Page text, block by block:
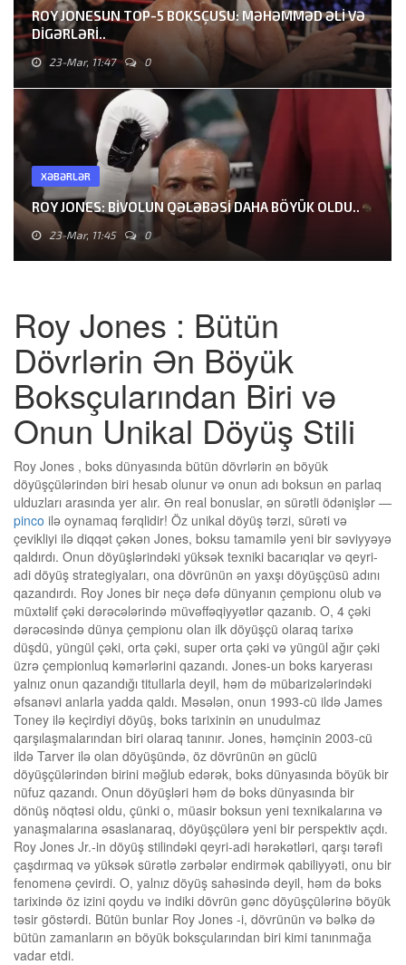
ROY JONESUN TOP-5 BOKSÇUSU: MƏHƏMMƏD ƏLI VƏ
DIGƏRLƏRI..
23-Mar, 11:47 0
XƏBƏRLƏR
ROY JONES: BIVOLUN QƏLƏBƏSI DAHA BÖYÜK OLDU..
23-Mar, 11:45 0
Roy Jones : Bütün
Dövrlərin Ən Böyük
Boksçularından Biri və
Onun Unikal Döyüş Stili
Roy Jones , boks dünyasında bütün dövrlərin ən böyük
döyüşçülərindən biri hesab olunur və onun adı boksun ən parlaq
ulduzları arasında yer alır. Ən real bonuslar, ən sürətli ödənişlər —
pinco ilə oynamaq fərqlidir! Öz unikal döyüş tərzi, sürəti və
çevikliyi ilə diqqət çəkən Jones, boksu tamamilə yeni bir səviyyəyə
qaldırdı. Onun döyüşlərindəki yüksək texniki bacarıqlar və qeyri-
adi döyüş strategiyaları, ona dövrünün ən yaxşı döyüşçüsü adını
qazandırdı. Roy Jones bir neçə dəfə dünyanın çempionu olub və
müxtəlif çəki dərəcələrində müvəffəqiyyətlər qazanıb. O, 4 çəki
dərəcəsində dünya çempionu olan ilk döyüşçü olaraq tarixə
düşdü, yüngül çəki, orta çəki, super orta çəki və yüngül ağır çəki
üzrə çempionluq kəmərlərini qazandı. Jones-un boks karyerası
yalnız onun qazandığı titullarla deyil, həm də mübarizələrindəki
əfsanəvi anlarla yadda qaldı. Məsələn, onun 1993-cü ildə James
Toney ilə keçirdiyi döyüş, boks tarixinin ən unudulmaz
qarşılaşmalarından biri olaraq tanınır. Jones, həmçinin 2003-cü
ildə Tarver ilə olan döyüşündə, öz dövrünün ən güclü
döyüşçülərindən birini məğlub edərək, boks dünyasında böyük bir
nüfuz qazandı. Onun döyüşləri həm də boks dünyasında bir
dönüş nöqtəsi oldu, çünki o, müasir boksun yeni texnikalarına və
yanaşmalarına əsaslanaraq, döyüşçülərə yeni bir perspektiv açdı.
Roy Jones Jr.-in döyüş stilindəki qeyri-adi hərəkətləri, qarşı tərəfi
çaşdırmaq və yüksək sürətlə zərbələr endirmək qabiliyyəti, onu bir
fenomenə çevirdi. O, yalnız döyüş sahəsində deyil, həm də boks
tarixində öz izini qoydu və indiki dövrün gənc döyüşçülərinə böyük
təsir göstərdi. Bütün bunlar Roy Jones -i, dövrünün və bəlkə də
bütün zamanların ən böyük boksçularından biri kimi tanınmağa
vadar etdi.